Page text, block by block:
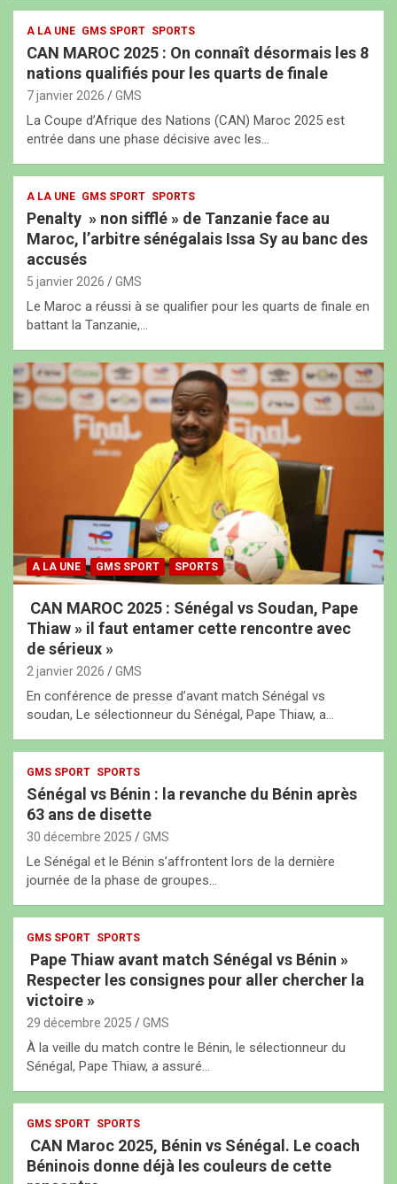
A LA UNE GMS SPORT SPORTS
CAN MAROC 2025 : On connaît désormais les 8
nations qualifiés pour les quarts de finale
7 janvier 2026 GMS
La Coupe d’Afrique des Nations (CAN) Maroc 2025 est
entrée dans une phase décisive avec les…
A LA UNE GMS SPORT SPORTS
Penalty » non sifflé » de Tanzanie face au
Maroc, l’arbitre sénégalais Issa Sy au banc des
accusés
5 janvier 2026 GMS
Le Maroc a réussi à se qualifier pour les quarts de finale en
battant la Tanzanie,…
A LA UNE GMS SPORT SPORTS
CAN MAROC 2025 : Sénégal vs Soudan, Pape
Thiaw » il faut entamer cette rencontre avec
de sérieux »
2 janvier 2026 GMS
En conférence de presse d’avant match Sénégal vs
soudan, Le sélectionneur du Sénégal, Pape Thiaw, a…
GMS SPORT SPORTS
Sénégal vs Bénin : la revanche du Bénin après
63 ans de disette
30 décembre 2025 GMS
Le Sénégal et le Bénin s’affrontent lors de la dernière
journée de la phase de groupes…
GMS SPORT SPORTS
Pape Thiaw avant match Sénégal vs Bénin »
Respecter les consignes pour aller chercher la
victoire »
29 décembre 2025 GMS
À la veille du match contre le Bénin, le sélectionneur du
Sénégal, Pape Thiaw, a assuré…
GMS SPORT SPORTS
CAN Maroc 2025, Bénin vs Sénégal. Le coach
Béninois donne déjà les couleurs de cette